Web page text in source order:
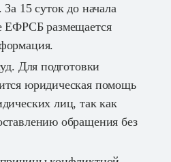
15 суток до начала
ЕФРСБ размещается
Для подготовки
юридическая помощь
лиц, так как
обращения без